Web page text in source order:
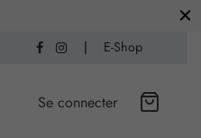
| E-Shop
Se connecter